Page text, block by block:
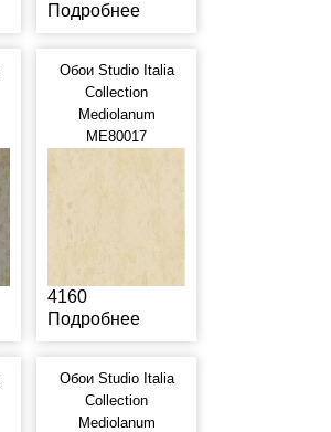
Подробнее
Обои Studio Italia
Collection
Mediolanum
ME80017
4160
Подробнее
Обои Studio Italia
Collection
Mediolanum